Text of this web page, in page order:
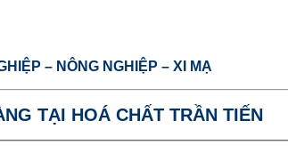
– NÔNG NGHIỆP – XI MẠ
TẠI HOÁ CHẤT TRẦN TIẾN